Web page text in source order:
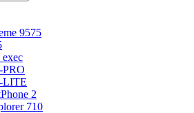
9575
LITE
2
710